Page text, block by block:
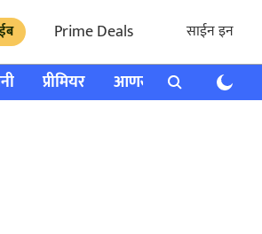
Prime Deals साईन इन
प्रीमियर आणखी राशी भविष्य